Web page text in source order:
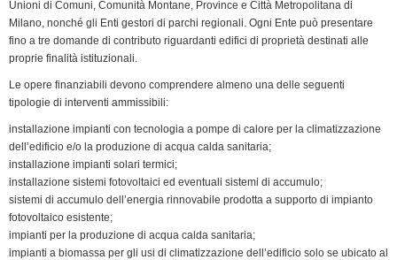
Unioni di Comuni, Comunità Montane, Province e Città Metropolitana di
Milano, nonché gli Enti gestori di parchi regionali. Ogni Ente può presentare
fino a tre domande di contributo riguardanti edifici di proprietà destinati alle
proprie finalità istituzionali.
Le opere finanziabili devono comprendere almeno una delle seguenti
tipologie di interventi ammissibili:
installazione impianti con tecnologia a pompe di calore per la climatizzazione
dell’edificio e/o la produzione di acqua calda sanitaria;
installazione impianti solari termici;
installazione sistemi fotovoltaici ed eventuali sistemi di accumulo;
sistemi di accumulo dell’energia rinnovabile prodotta a supporto di impianto
fotovoltaico esistente;
impianti per la produzione di acqua calda sanitaria;
impianti a biomassa per gli usi di climatizzazione dell’edificio solo se ubicato al